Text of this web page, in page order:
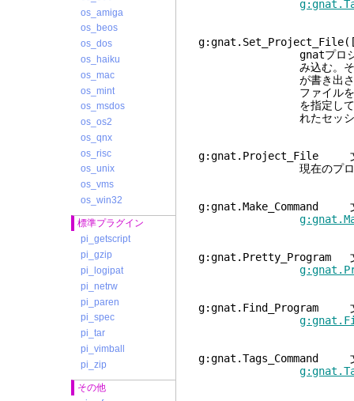
os_amiga
os_beos
os_dos
os_haiku
os_mac
os_mint
os_msdos
os_os2
os_qnx
os_risc
os_unix
os_vms
os_win32
標準プラグイン
pi_getscript
pi_gzip
pi_logipat
pi_netrw
pi_paren
pi_spec
pi_tar
pi_vimball
pi_zip
その他
gnatプロジェクトファ
み込む。そのとき開か
が書き出される。ファ
ファイルを選択するた
を指定して呼び出した
れたセッション
g:gnat.Project_File 文
現在のプロジェク
g:gnat.Make_Command
g:gnat.Pretty_Program
g:gnat.Find_Program
g:gnat.Tags_Command